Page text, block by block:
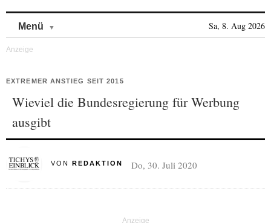
Menü Sa, 8. Aug 2026
EXTREMER ANSTIEG SEIT 2015
Wieviel die Bundesregierung für Werbung
ausgibt
VON REDAKTION Do, 30. Juli 2020